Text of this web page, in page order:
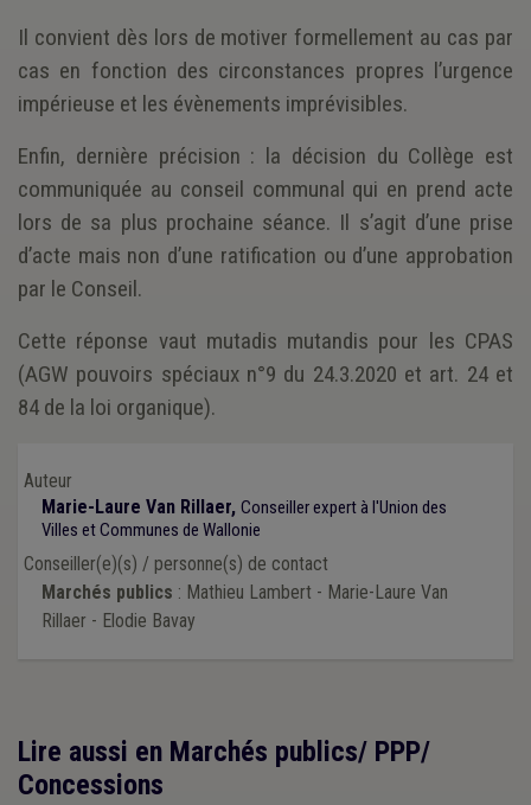
Il convient dès lors de motiver formellement au cas par
cas en fonction des circonstances propres l’urgence
impérieuse et les évènements imprévisibles.
Enfin, dernière précision : la décision du Collège est
communiquée au conseil communal qui en prend acte
lors de sa plus prochaine séance. Il s’agit d’une prise
d’acte mais non d’une ratification ou d’une approbation
par le Conseil.
Cette réponse vaut mutadis mutandis pour les CPAS
(AGW pouvoirs spéciaux n°9 du 24.3.2020 et art. 24 et
84 de la loi organique).
Auteur
Marie-Laure Van Rillaer, Conseiller expert à l'Union des
Villes et Communes de Wallonie
Conseiller(e)(s) / personne(s) de contact
Marchés publics : Mathieu Lambert - Marie-Laure Van
Rillaer - Elodie Bavay
Lire aussi en Marchés publics/ PPP/
Concessions